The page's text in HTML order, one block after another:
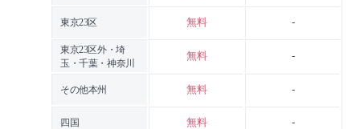
東京23区 無料 -
東京23区外・埼
玉・千葉・神奈川
無料 -
その他本州 無料 -
四国 無料 -